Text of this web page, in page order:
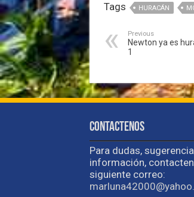
Tags HURACÁN
Previous
Newton ya es
1
Contactenos
Para dudas,
información,
siguiente correo: